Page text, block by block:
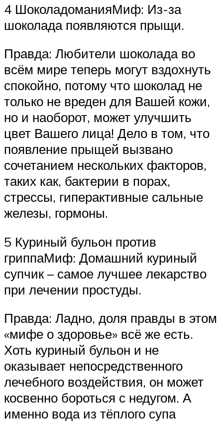
4 ШоколадоманияМиф: Из-за
шоколада появляются прыщи.
Правда: Любители шоколада во
всём мире теперь могут вздохнуть
спокойно, потому что шоколад не
только не вреден для Вашей кожи,
но и наоборот, может улучшить
цвет Вашего лица! Дело в том, что
появление прыщей вызвано
сочетанием нескольких факторов,
таких как, бактерии в порах,
стрессы, гиперактивные сальные
железы, гормоны.
5 Куриный бульон против
гриппаМиф: Домашний куриный
супчик – самое лучшее лекарство
при лечении простуды.
Правда: Ладно, доля правды в этом
«мифе о здоровье» всё же есть.
Хоть куриный бульон и не
оказывает непосредственного
лечебного воздействия, он может
косвенно бороться с недугом. А
именно вода из тёплого супа